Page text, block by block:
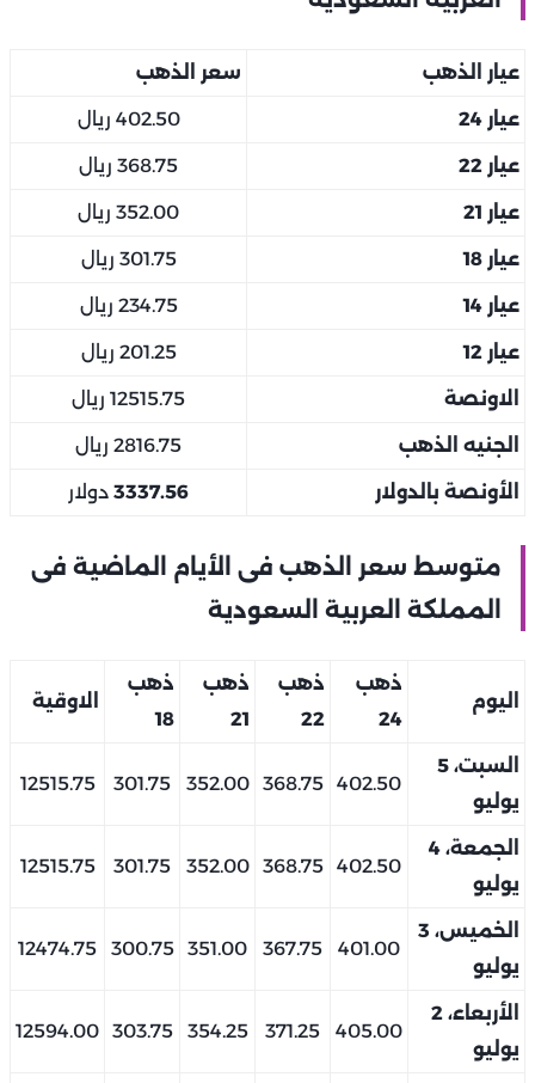
عيار الذهب سعر الذهب
عيار 24 402.50 ريال
عيار 22 368.75 ريال
عيار 21 352.00 ريال
عيار 18 301.75 ريال
عيار 14 234.75 ريال
عيار 12 201.25 ريال
الاونصة 12515.75 ريال
الجنيه الذهب 2816.75 ريال
الأونصة بالدولار 3337.56 دولار
متوسط سعر الذهب فى الأيام الماضية فى
المملكة العربية السعودية
اليوم
ذهب
24
ذهب
22
ذهب
21
ذهب
18
الاوقية
السبت، 5
يوليو
402.50
368.75
352.00
301.75
12515.75
الجمعة، 4
يوليو
402.50
368.75
352.00
301.75
12515.75
الخميس، 3
يوليو
401.00
367.75
351.00
300.75
12474.75
الأربعاء، 2
يوليو
405.00
371.25
354.25
303.75
12594.00